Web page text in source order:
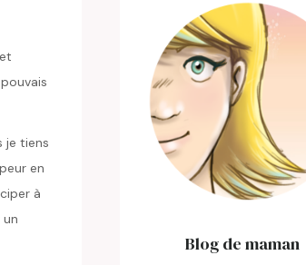
je tiens
en
à
Blog de maman